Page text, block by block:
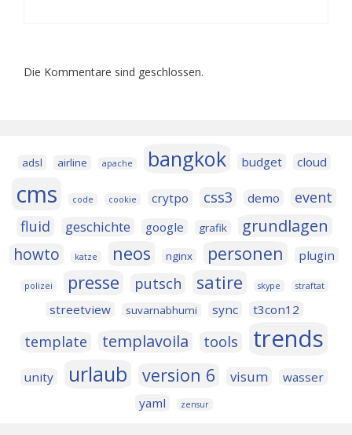
Die Kommentare sind geschlossen.
adsl airline apache bangkok budget cloud
cms code cookie crytpo css3 demo
event
fluid
geschichte google grafik grundlagen
howto katze neos nginx personen plugin
polizei presse putsch satire skype straftat
streetview suvarnabhumi sync t3con12
template templavoila tools trends
unity urlaub version 6 visum
wasser
yaml
zensur